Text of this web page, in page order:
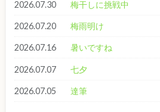
2026.07.30 梅干しに挑戦中
2026.07.20 梅雨明け
2026.07.16 暑いですね
2026.07.07 七夕
2026.07.05 達筆